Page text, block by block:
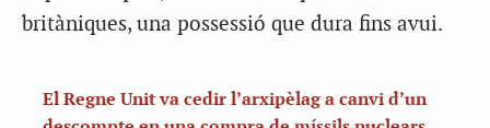
britàniques, una possessió que dura fins avui.
El Regne Unit va cedir l’arxipèlag a canvi d’un